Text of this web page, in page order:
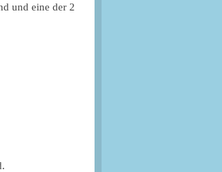
und eine der 2